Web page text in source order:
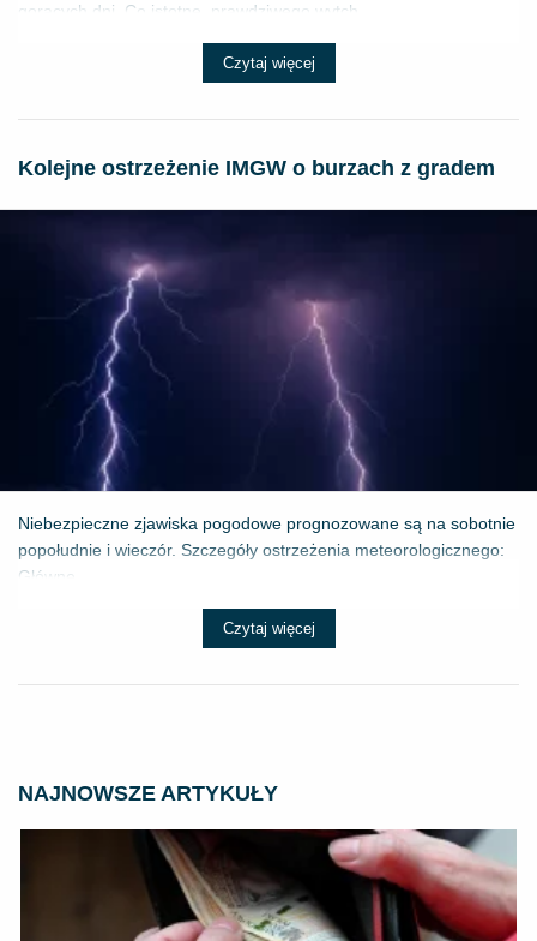
gorących dni. Co istotne, prawdziwego wytch...
Czytaj więcej
Kolejne ostrzeżenie IMGW o burzach z gradem
Niebezpieczne zjawiska pogodowe prognozowane są na sobotnie
popołudnie i wieczór. Szczegóły ostrzeżenia meteorologicznego:
Główne ...
Czytaj więcej
NAJNOWSZE ARTYKUŁY